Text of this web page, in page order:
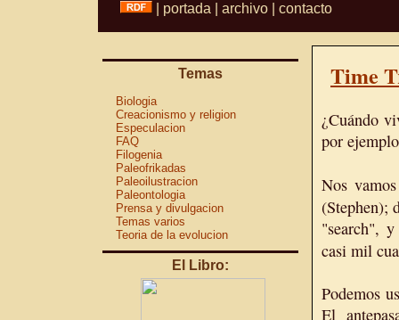
portada archivo contacto
Temas
Biologia
Creacionismo y religion
Especulacion
FAQ
Filogenia
Paleofrikadas
Paleoilustracion
Paleontologia
Prensa y divulgacion
Temas varios
Teoria de la evolucion
El Libro:
Time
¿Cuándo
por
Nos
(Stephen);
"search",
casi mil
Podemos
El